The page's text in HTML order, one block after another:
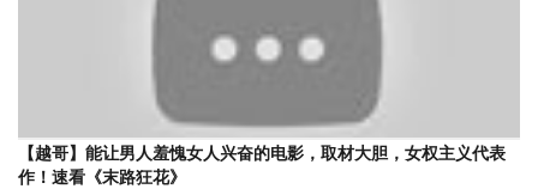
【越哥】能让男人羞愧女人兴奋的电影，取材大胆，女权主义代表
作！速看《末路狂花》